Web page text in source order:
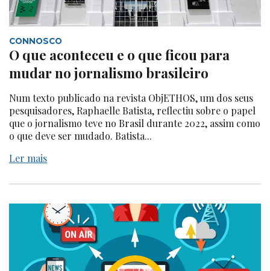
CONNOSCO
O que aconteceu e o que ficou para
mudar no jornalismo brasileiro
Num texto publicado na revista ObjETHOS, um dos seus
pesquisadores, Raphaelle Batista, reflectiu sobre o papel
que o jornalismo teve no Brasil durante 2022, assim como
o que deve ser mudado. Batista...
Ler mais